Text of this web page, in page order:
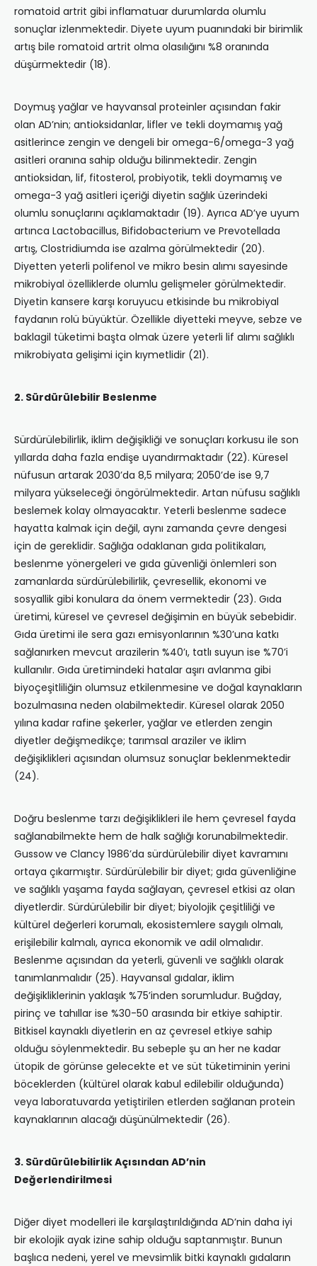
romatoid artrit gibi inflamatuar durumlarda olumlu
sonuçlar izlenmektedir. Diyete uyum puanındaki bir birimlik
artış bile romatoid artrit olma olasılığını %8 oranında
düşürmektedir (18).
Doymuş yağlar ve hayvansal proteinler açısından fakir
olan AD’nin; antioksidanlar, lifler ve tekli doymamış yağ
asitlerince zengin ve dengeli bir omega-6/omega-3 yağ
asitleri oranına sahip olduğu bilinmektedir. Zengin
antioksidan, lif, fitosterol, probiyotik, tekli doymamış ve
omega-3 yağ asitleri içeriği diyetin sağlık üzerindeki
olumlu sonuçlarını açıklamaktadır (19). Ayrıca AD’ye uyum
artınca Lactobacillus, Bifidobacterium ve Prevotellada
artış, Clostridiumda ise azalma görülmektedir (20).
Diyetten yeterli polifenol ve mikro besin alımı sayesinde
mikrobiyal özelliklerde olumlu gelişmeler görülmektedir.
Diyetin kansere karşı koruyucu etkisinde bu mikrobiyal
faydanın rolü büyüktür. Özellikle diyetteki meyve, sebze ve
baklagil tüketimi başta olmak üzere yeterli lif alımı sağlıklı
mikrobiyata gelişimi için kıymetlidir (21).
2. Sürdürülebilir Beslenme
Sürdürülebilirlik, iklim değişikliği ve sonuçları korkusu ile son
yıllarda daha fazla endişe uyandırmaktadır (22). Küresel
nüfusun artarak 2030’da 8,5 milyara; 2050’de ise 9,7
milyara yükseleceği öngörülmektedir. Artan nüfusu sağlıklı
beslemek kolay olmayacaktır. Yeterli beslenme sadece
hayatta kalmak için değil, aynı zamanda çevre dengesi
için de gereklidir. Sağlığa odaklanan gıda politikaları,
beslenme yönergeleri ve gıda güvenliği önlemleri son
zamanlarda sürdürülebilirlik, çevresellik, ekonomi ve
sosyallik gibi konulara da önem vermektedir (23). Gıda
üretimi, küresel ve çevresel değişimin en büyük sebebidir.
Gıda üretimi ile sera gazı emisyonlarının %30’una katkı
sağlanırken mevcut arazilerin %40’ı, tatlı suyun ise %70’i
kullanılır. Gıda üretimindeki hatalar aşırı avlanma gibi
biyoçeşitliliğin olumsuz etkilenmesine ve doğal kaynakların
bozulmasına neden olabilmektedir. Küresel olarak 2050
yılına kadar rafine şekerler, yağlar ve etlerden zengin
diyetler değişmedikçe; tarımsal araziler ve iklim
değişiklikleri açısından olumsuz sonuçlar beklenmektedir
(24).
Doğru beslenme tarzı değişiklikleri ile hem çevresel fayda
sağlanabilmekte hem de halk sağlığı korunabilmektedir.
Gussow ve Clancy 1986’da sürdürülebilir diyet kavramını
ortaya çıkarmıştır. Sürdürülebilir bir diyet; gıda güvenliğine
ve sağlıklı yaşama fayda sağlayan, çevresel etkisi az olan
diyetlerdir. Sürdürülebilir bir diyet; biyolojik çeşitliliği ve
kültürel değerleri korumalı, ekosistemlere saygılı olmalı,
erişilebilir kalmalı, ayrıca ekonomik ve adil olmalıdır.
Beslenme açısından da yeterli, güvenli ve sağlıklı olarak
tanımlanmalıdır (25). Hayvansal gıdalar, iklim
değişikliklerinin yaklaşık %75’inden sorumludur. Buğday,
pirinç ve tahıllar ise %30-50 arasında bir etkiye sahiptir.
Bitkisel kaynaklı diyetlerin en az çevresel etkiye sahip
olduğu söylenmektedir. Bu sebeple şu an her ne kadar
ütopik de görünse gelecekte et ve süt tüketiminin yerini
böceklerden (kültürel olarak kabul edilebilir olduğunda)
veya laboratuvarda yetiştirilen etlerden sağlanan protein
kaynaklarının alacağı düşünülmektedir (26).
3. Sürdürülebilirlik Açısından AD’nin
Değerlendirilmesi
Diğer diyet modelleri ile karşılaştırıldığında AD’nin daha iyi
bir ekolojik ayak izine sahip olduğu saptanmıştır. Bunun
başlıca nedeni, yerel ve mevsimlik bitki kaynaklı gıdaların